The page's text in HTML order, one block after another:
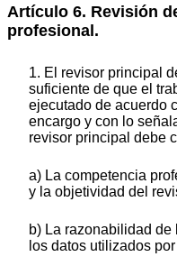
Artículo 6. Revisión
profesional.
1. El revisor principal
suficiente de que el
ejecutado de acuerdo
encargo y con lo
revisor principal debe
a) La competencia
y la objetividad del
b) La razonabilidad
los datos utilizados